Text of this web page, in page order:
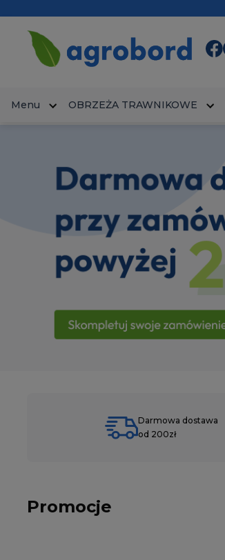
Menu OBRZEŻA TRAWNIKOWE
Darmowa dostawa
od 200zł
Promocje